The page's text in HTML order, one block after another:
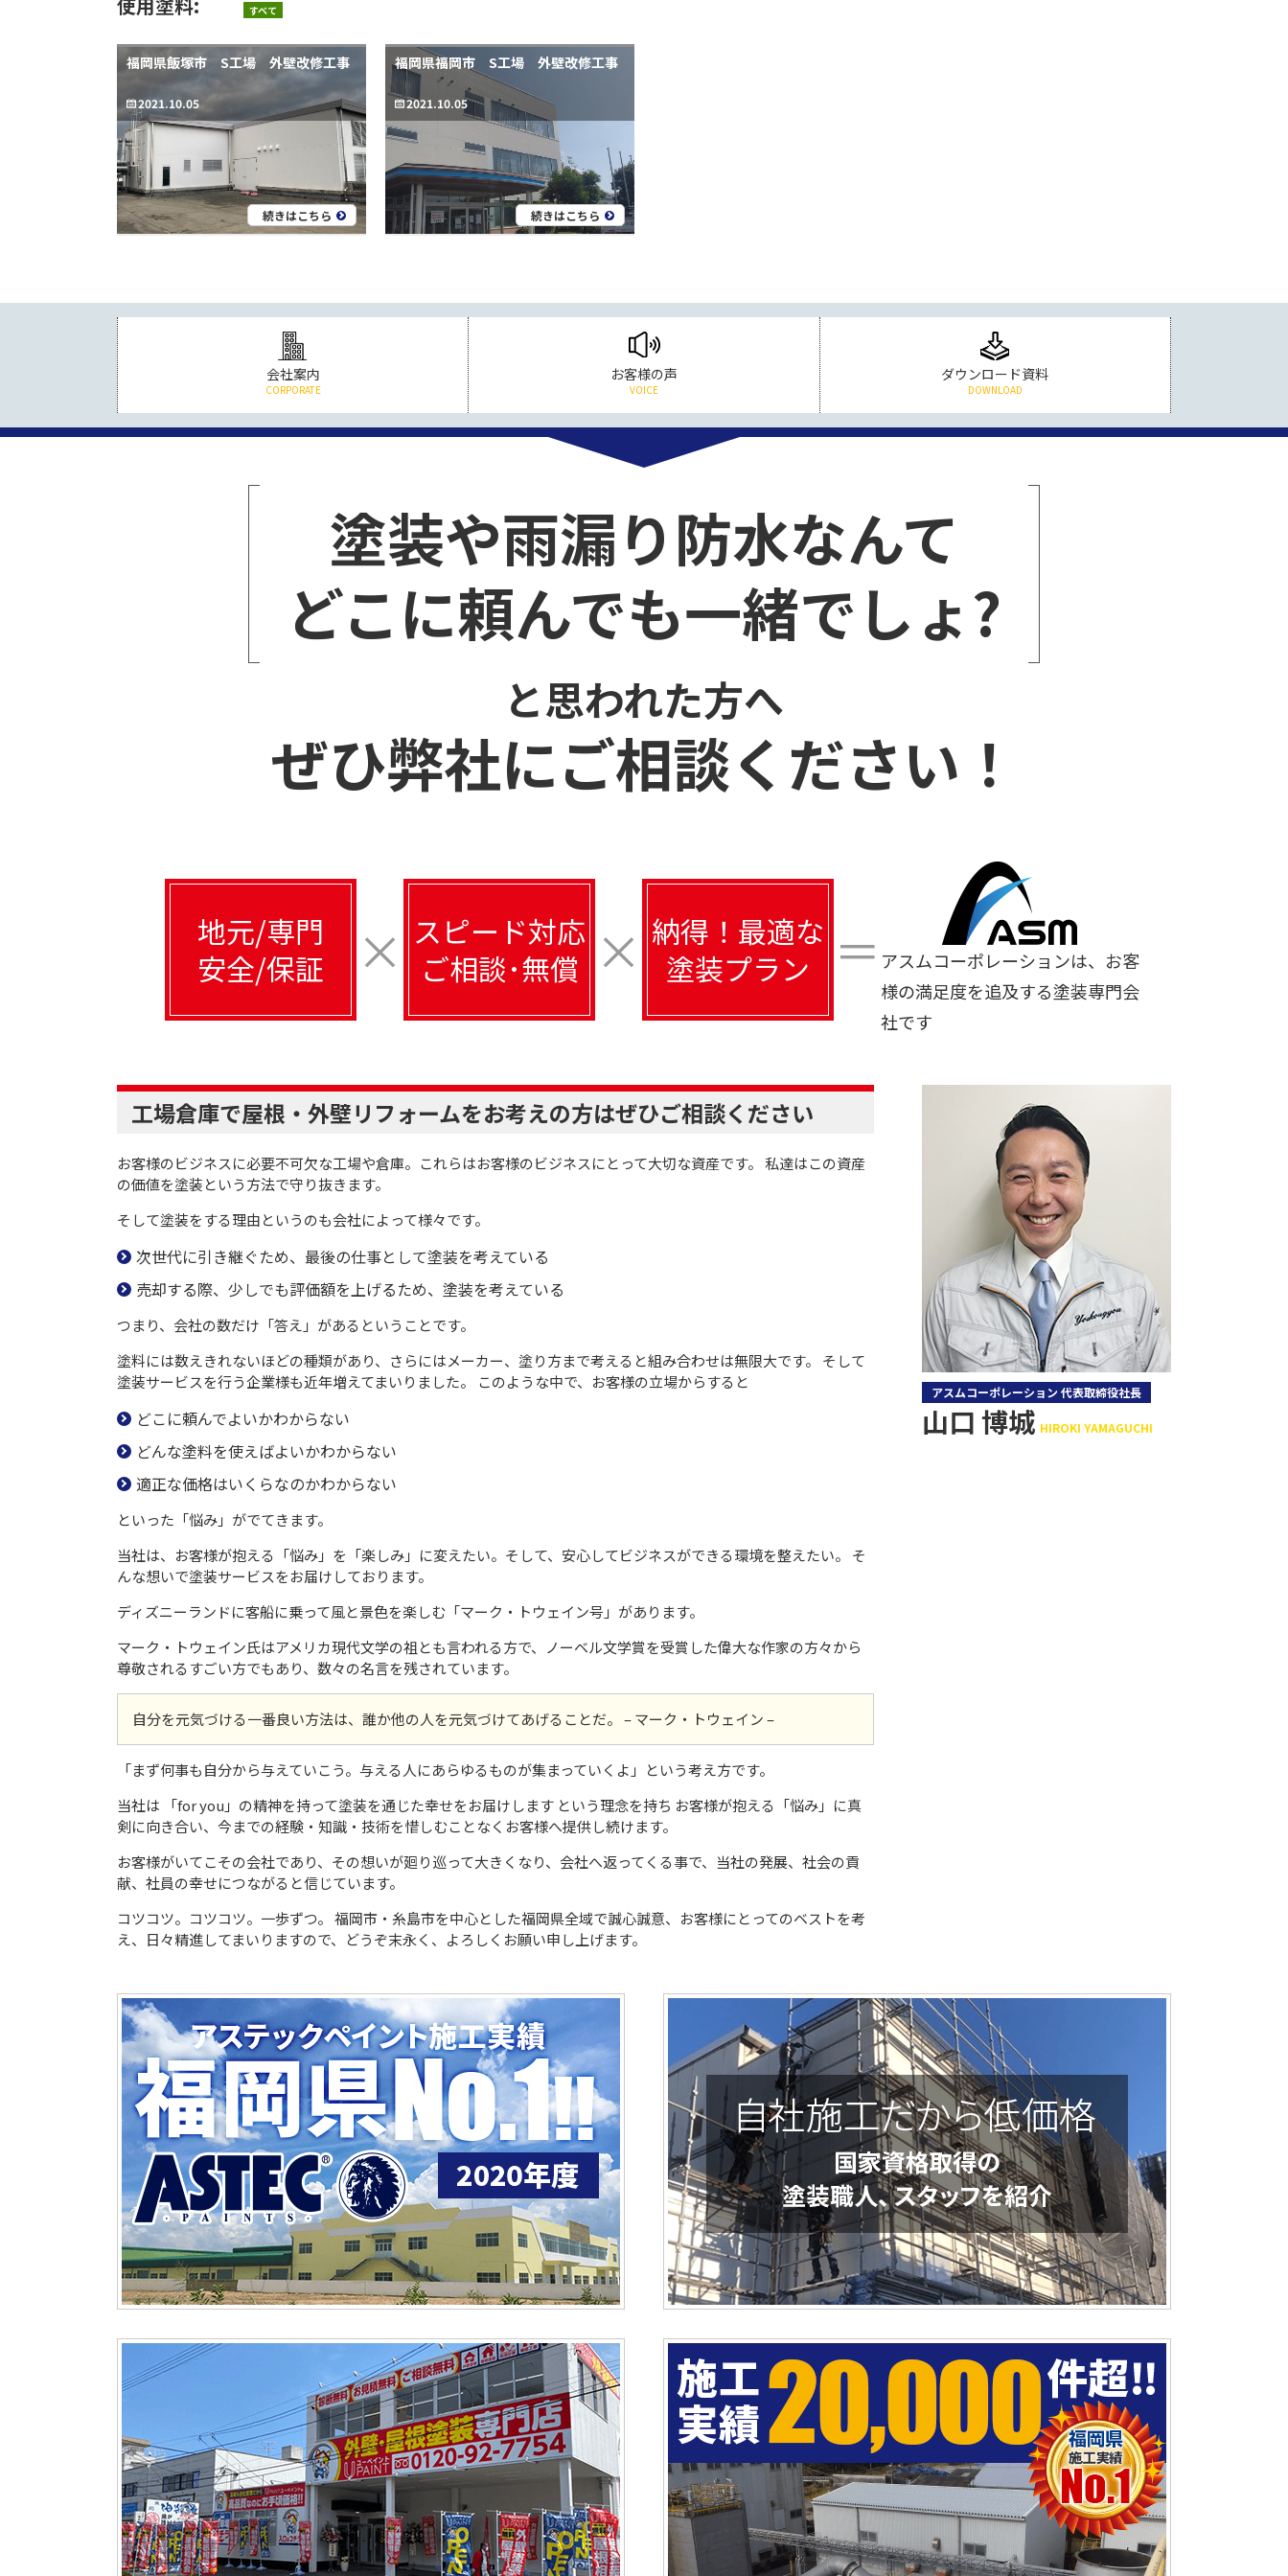
すべて
福岡県飯塚市 S工場 外壁改修工事
2021.10.05
続きはこちら
福岡県福岡市 S工場 外壁改修工事
2021.10.05
続きはこちら
会社案内
CORPORATE
お客様の声
VOICE
ダウンロード資料
DOWNLOAD
塗装や雨漏り防水なんて
どこに頼んでも一緒でしょ?
と思われた方へ
ぜひ弊社にご相談ください！
地元/専門
安全/保証
× スピード対応
ご相談･無償
× 納得！最適な
塗装プラン
＝ アスムコーポレーションは、お客
様の満足度を追及する塗装専門会
社です
アスムコーポレーション 代表取締役社長
山口 博城 HIROKI YAMAGUCHI
工場倉庫で屋根・外壁リフォームをお考えの方はぜひご相談ください
お客様のビジネスに必要不可欠な工場や倉庫。これらはお客様のビジネスにとって大切な資産です。 私達はこの資産
の価値を塗装という方法で守り抜きます。
そして塗装をする理由というのも会社によって様々です。
次世代に引き継ぐため、最後の仕事として塗装を考えている
売却する際、少しでも評価額を上げるため、塗装を考えている
つまり、会社の数だけ「答え」があるということです。
塗料には数えきれないほどの種類があり、さらにはメーカー、塗り方まで考えると組み合わせは無限大です。 そして
塗装サービスを行う企業様も近年増えてまいりました。 このような中で、お客様の立場からすると
どこに頼んでよいかわからない
どんな塗料を使えばよいかわからない
適正な価格はいくらなのかわからない
といった「悩み」がでてきます。
当社は、お客様が抱える「悩み」を「楽しみ」に変えたい。そして、安心してビジネスができる環境を整えたい。 そ
んな想いで塗装サービスをお届けしております。
ディズニーランドに客船に乗って風と景色を楽しむ「マーク・トウェイン号」があります。
マーク・トウェイン氏はアメリカ現代文学の祖とも言われる方で、ノーベル文学賞を受賞した偉大な作家の方々から
尊敬されるすごい方でもあり、数々の名言を残されています。
自分を元気づける一番良い方法は、誰か他の人を元気づけてあげることだ。 – マーク・トウェイン –
「まず何事も自分から与えていこう。与える人にあらゆるものが集まっていくよ」という考え方です。
当社は 「for you」の精神を持って塗装を通じた幸せをお届けします という理念を持ち お客様が抱える「悩み」に真
剣に向き合い、今までの経験・知識・技術を惜しむことなくお客様へ提供し続けます。
お客様がいてこその会社であり、その想いが廻り巡って大きくなり、会社へ返ってくる事で、当社の発展、社会の貢
献、社員の幸せにつながると信じています。
コツコツ。コツコツ。一歩ずつ。 福岡市・糸島市を中心とした福岡県全域で誠心誠意、お客様にとってのベストを考
え、日々精進してまいりますので、どうぞ末永く、よろしくお願い申し上げます。